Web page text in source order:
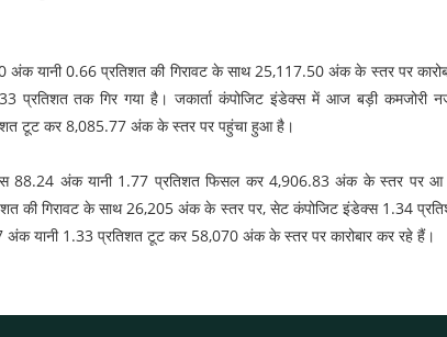
अंक यानी 0.66 प्रतिशत की गिरावट के साथ 25,117.50 अंक के स्तर पर
प्रतिशत तक गिर गया है। जकार्ता कंपोजिट इंडेक्स में आज बड़ी कमजोरी
टूट कर 8,085.77 अंक के स्तर पर पहुंचा हुआ है।
88.24 अंक यानी 1.77 प्रतिशत फिसल कर 4,906.83 अंक के स्तर पर
की गिरावट के साथ 26,205 अंक के स्तर पर, सेट कंपोजिट इंडेक्स 1.34
यानी 1.33 प्रतिशत टूट कर 58,070 अंक के स्तर पर कारोबार कर रहे हैं।